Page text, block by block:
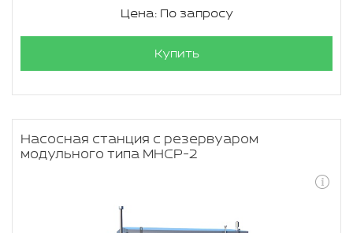
Цена: По запросу
Купить
Насосная станция с резервуаром
модульного типа МНСР-2